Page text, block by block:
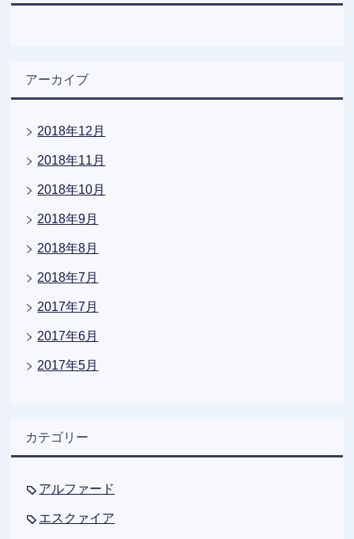
アーカイブ
2018年12月
2018年11月
2018年10月
2018年9月
2018年8月
2018年7月
2017年7月
2017年6月
2017年5月
カテゴリー
アルファード
エスクァイア